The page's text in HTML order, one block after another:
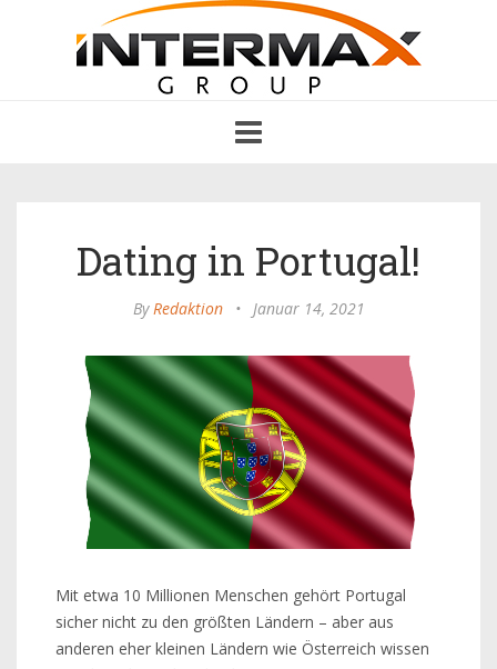
navigation
Dating in Portugal!
ByRedaktion • Januar 14, 2021
Mit etwa 10 Millionen Menschen gehört Portugal
sicher nicht zu den größten Ländern – aber aus
anderen eher kleinen Ländern wie Österreich wissen